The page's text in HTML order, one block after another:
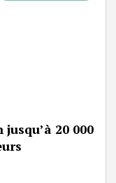
20 000